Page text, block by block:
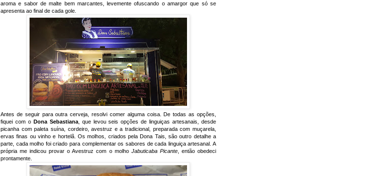
aroma e sabor de malte bem marcantes, levemente ofuscando o amargor que só se
apresenta ao final de cada gole.
Antes de seguir para outra cerveja, resolvi comer alguma coisa. De todas as opções,
fiquei com o Dona Sebastiana, que levou seis opções de linguiças artesanais, desde
picanha com paleta suína, cordeiro, avestruz e a tradicional, preparada com muçarela,
ervas finas ou vinho e hortelã. Os molhos, criados pela Dona Tais, são outro detalhe a
parte, cada molho foi criado para complementar os sabores de cada linguiça artesanal. A
própria me indicou provar o Avestruz com o molho Jabuticaba Picante, então obedeci
prontamente.